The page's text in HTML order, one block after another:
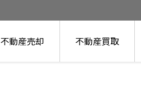
不動産売却 不動産買取